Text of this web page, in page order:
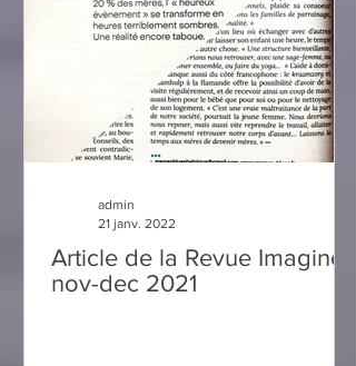
Article de la Revue Imagine
nov-dec 2021
admin
21 janv. 2022